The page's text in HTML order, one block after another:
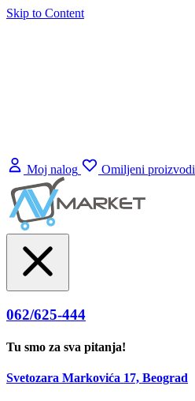
Skip to Content
Moj nalog Omiljeni proizvodi
062/625-444
Tu smo za sva pitanja!
Svetozara Markovića 17, Beograd